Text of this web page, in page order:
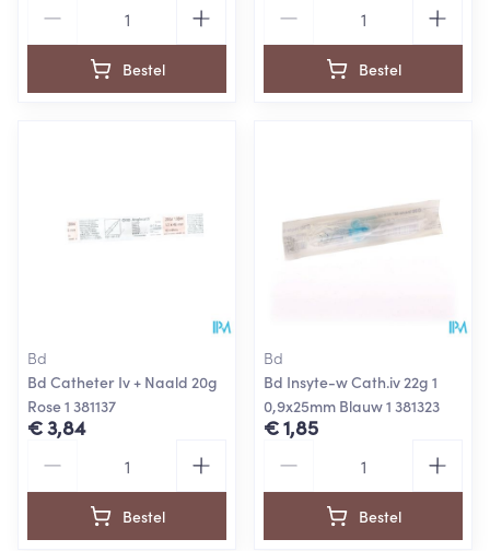
Bestel Bestel
Bd
Bd Catheter Iv + Naald 20g
Rose 1 381137
€ 3,84
Bestel
Bd
Bd Insyte-w Cath.iv 22g 1
0,9x25mm Blauw 1 381323
€ 1,85
Bestel